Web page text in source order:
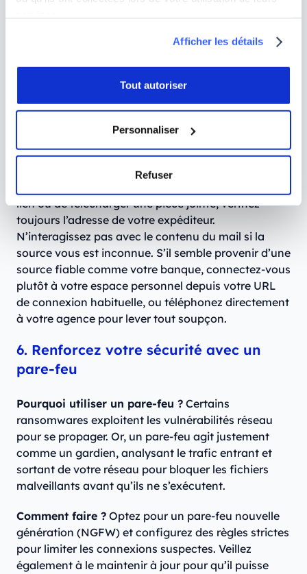
Afficher les détails
Tout autoriser
Personnaliser
Refuser
phishing, et ce n’est pas
, alors même que ce sont ces
marques qui sont les plus usurpées par les hackers.
Un seul clic sur une pièce jointe malveillante ou un
votre système.
lien ou de télécharger une pièce jointe, vérifiez
toujours l’adresse de votre expéditeur.
N’interagissez pas avec le contenu du mail si la
source vous est inconnue. S’il semble provenir d’une
source fiable comme votre banque, connectez-vous
plutôt à votre espace personnel depuis votre URL
de connexion habituelle, ou téléphonez directement
à votre agence pour lever tout soupçon.
6. Renforcez votre sécurité avec un
pare-feu
Pourquoi utiliser un pare-feu ? Certains
ransomwares exploitent les vulnérabilités réseau
pour se propager. Or, un pare-feu agit justement
comme un gardien, analysant le trafic entrant et
sortant de votre réseau pour bloquer les fichiers
malveillants avant qu’ils ne s’exécutent.
Comment faire ? Optez pour un pare-feu nouvelle
génération (NGFW) et configurez des règles strictes
pour limiter les connexions suspectes. Veillez
également à le maintenir à jour pour qu’il puisse